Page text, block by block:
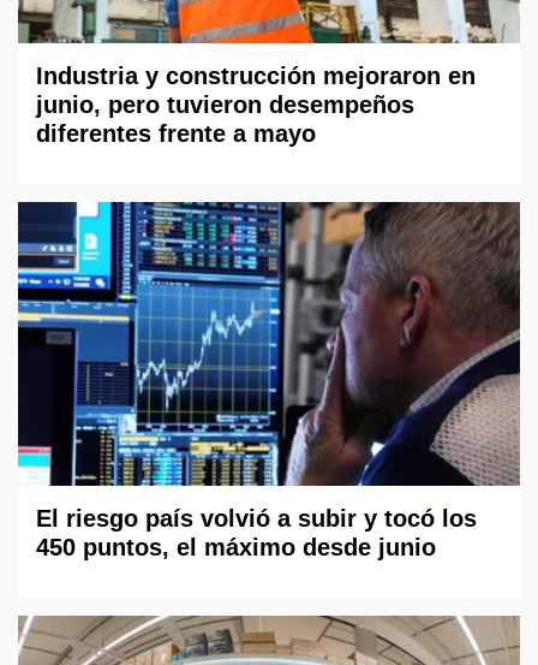
Industria y construcción mejoraron en
junio, pero tuvieron desempeños
diferentes frente a mayo
El riesgo país volvió a subir y tocó los
450 puntos, el máximo desde junio